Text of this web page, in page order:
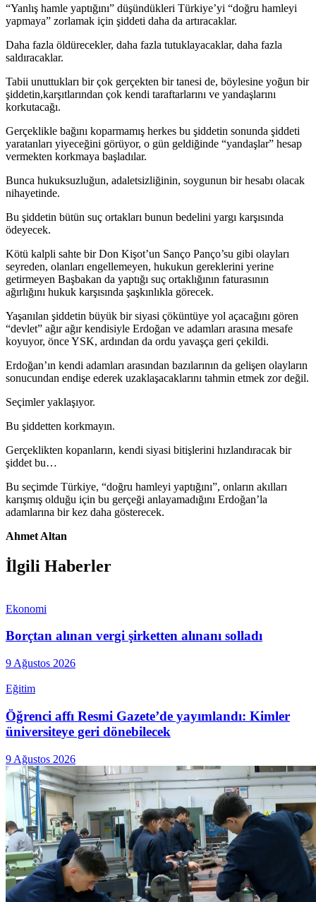
“Yanlış hamle yaptığını” düşündükleri Türkiye’yi “doğru hamleyi
yapmaya” zorlamak için şiddeti daha da artıracaklar.
Daha fazla öldürecekler, daha fazla tutuklayacaklar, daha fazla
saldıracaklar.
Tabii unuttukları bir çok gerçekten bir tanesi de, böylesine yoğun bir
şiddetin,karşıtlarından çok kendi taraftarlarını ve yandaşlarını
korkutacağı.
Gerçeklikle bağını koparmamış herkes bu şiddetin sonunda şiddeti
yaratanları yiyeceğini görüyor, o gün geldiğinde “yandaşlar” hesap
vermekten korkmaya başladılar.
Bunca hukuksuzluğun, adaletsizliğinin, soygunun bir hesabı olacak
nihayetinde.
Bu şiddetin bütün suç ortakları bunun bedelini yargı karşısında
ödeyecek.
Kötü kalpli sahte bir Don Kişot’un Sanço Panço’su gibi olayları
seyreden, olanları engellemeyen, hukukun gereklerini yerine
getirmeyen Başbakan da yaptığı suç ortaklığının faturasının
ağırlığını hukuk karşısında şaşkınlıkla görecek.
Yaşanılan şiddetin büyük bir siyasi çöküntüye yol açacağını gören
“devlet” ağır ağır kendisiyle Erdoğan ve adamları arasına mesafe
koyuyor, önce YSK, ardından da ordu yavaşça geri çekildi.
Erdoğan’ın kendi adamları arasından bazılarının da gelişen olayların
sonucundan endişe ederek uzaklaşacaklarını tahmin etmek zor değil.
Seçimler yaklaşıyor.
Bu şiddetten korkmayın.
Gerçeklikten kopanların, kendi siyasi bitişlerini hızlandıracak bir
şiddet bu…
Bu seçimde Türkiye, “doğru hamleyi yaptığını”, onların akılları
karışmış olduğu için bu gerçeği anlayamadığını Erdoğan’la
adamlarına bir kez daha gösterecek.
Ahmet Altan
İlgili Haberler
Ekonomi
Borçtan alınan vergi şirketten alınanı solladı
9 Ağustos 2026
Eğitim
Öğrenci affı Resmi Gazete’de yayımlandı: Kimler
üniversiteye geri dönebilecek
9 Ağustos 2026